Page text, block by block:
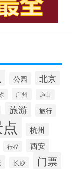
公园 北京
广州 庐山
旅游 旅行
杭州
行程 西安
长沙 门票